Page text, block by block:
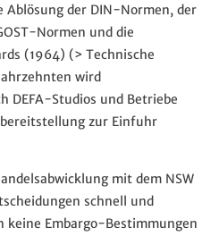
Ablösung der DIN-Normen, der
Normen und die
(1964) (> Technische
wird
DEFA-Studios und Betriebe
zur Einfuhr
mit dem NSW
schnell und
Embargo-Bestimmungen